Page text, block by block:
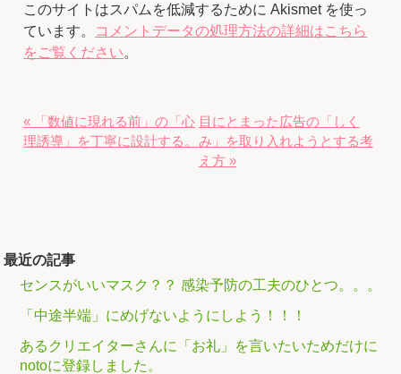
このサイトはスパムを低減するために Akismet を使っ
ています。
コメントデータの処理方法の詳細はこちら
をご覧ください。
« 「数値に現れる前」の「心
理誘導」を丁寧に設計する。
目にとまった広告の「しく
み」を取り入れようとする考
え方 »
最近の記事
センスがいいマスク？？ 感染予防の工夫のひとつ。。。
「中途半端」にめげないようにしよう！！！
あるクリエイターさんに「お礼」を言いたいためだけに
notoに登録しました。